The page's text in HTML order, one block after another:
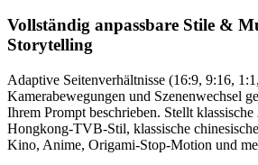
Vollständig anpassbare Stile &
Storytelling
Adaptive Seitenverhältnisse (16:9, 9:16,
Kamerabewegungen und Szenenwechsel
Ihrem Prompt beschrieben. Stellt
Hongkong-TVB-Stil, klassische
Kino, Anime, Origami-Stop-Motion und